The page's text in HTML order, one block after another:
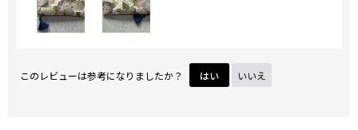
このレビューは参考になりましたか？ はい いいえ